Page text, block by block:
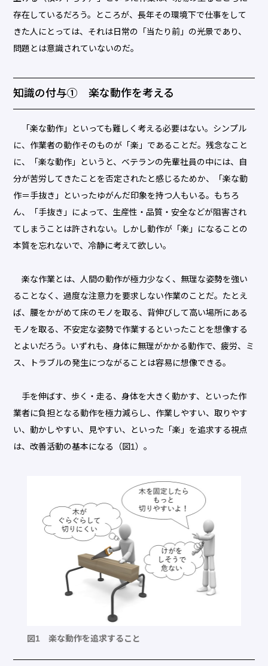
存在しているだろう。ところが、長年その環境下で仕事をして
きた人にとっては、それは日常の「当たり前」の光景であり、
問題とは意識されていないのだ。
知識の付与① 楽な動作を考える
「楽な動作」といっても難しく考える必要はない。シンプル
に、作業者の動作そのものが「楽」であることだ。残念なこと
に、「楽な動作」というと、ベテランの先輩社員の中には、自
分が苦労してきたことを否定されたと感じるためか、「楽な動
作＝手抜き」といったゆがんだ印象を持つ人もいる。もちろ
ん、「手抜き」によって、生産性・品質・安全などが阻害され
てしまうことは許されない。しかし動作が「楽」になることの
本質を忘れないで、冷静に考えて欲しい。
楽な作業とは、人間の動作が極力少なく、無理な姿勢を強い
ることなく、過度な注意力を要求しない作業のことだ。たとえ
ば、腰をかがめて床のモノを取る、背伸びして高い場所にある
モノを取る、不安定な姿勢で作業するといったことを想像する
とよいだろう。いずれも、身体に無理がかかる動作で、疲労、ミ
ス、トラブルの発生につながることは容易に想像できる。
手を伸ばす、歩く・走る、身体を大きく動かす、といった作
業者に負担となる動作を極力減らし、作業しやすい、取りやす
い、動かしやすい、見やすい、といった「楽」を追求する視点
は、改善活動の基本になる（図1）。
図1 楽な動作を追求すること